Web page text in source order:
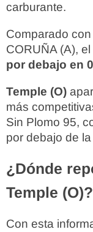
carburante.
Comparado
CORUÑA (A),
por debajo en
Temple (O)
más
Sin Plomo 95,
por debajo de
¿Dónde
Temple (O)?
Con esta